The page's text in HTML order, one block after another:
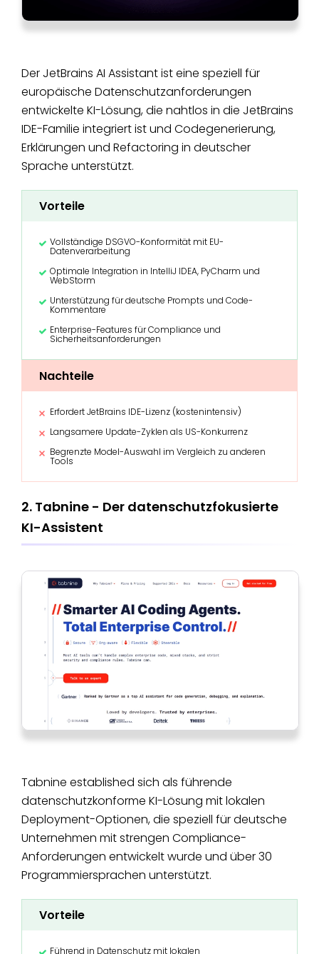
Der JetBrains AI Assistant ist eine speziell für
europäische Datenschutzanforderungen
entwickelte KI-Lösung, die nahtlos in die JetBrains
IDE-Familie integriert ist und Codegenerierung,
Erklärungen und Refactoring in deutscher
Sprache unterstützt.
Vorteile
Vollständige DSGVO-Konformität mit EU-
Datenverarbeitung
Optimale Integration in IntelliJ IDEA, PyCharm und
WebStorm
Unterstützung für deutsche Prompts und Code-
Kommentare
Enterprise-Features für Compliance und
Sicherheitsanforderungen
Nachteile
Erfordert JetBrains IDE-Lizenz (kostenintensiv)
Langsamere Update-Zyklen als US-Konkurrenz
Begrenzte Model-Auswahl im Vergleich zu anderen
Tools
2. Tabnine - Der datenschutzfokusierte
KI-Assistent
Tabnine established sich als führende
datenschutzkonforme KI-Lösung mit lokalen
Deployment-Optionen, die speziell für deutsche
Unternehmen mit strengen Compliance-
Anforderungen entwickelt wurde und über 30
Programmiersprachen unterstützt.
Vorteile
Führend in Datenschutz mit lokalen